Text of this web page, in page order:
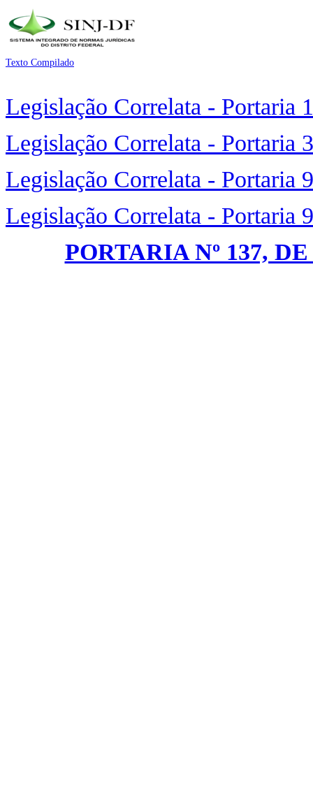
Texto Compilado
Legislação Correlata - Portaria
Legislação Correlata - Portaria
Legislação Correlata - Portaria
Legislação Correlata - Portaria
PORTARIA Nº 137,